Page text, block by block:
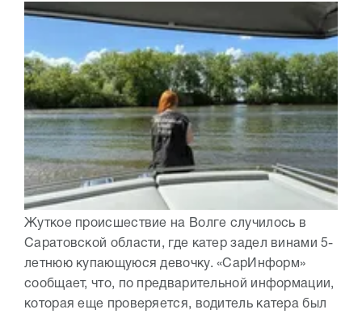
Жуткое происшествие на Волге случилось в
Саратовской области, где катер задел винами 5-
летнюю купающуюся девочку. «СарИнформ»
сообщает, что, по предварительной информации,
которая еще проверяется, водитель катера был